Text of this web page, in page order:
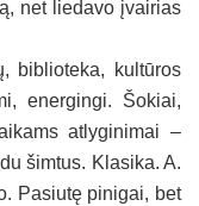
net liedavo įvairias
biblioteka, kultūros
energingi. Šokiai,
atlyginimai –
šimtus. Klasika. A.
Pasiutę pinigai, bet